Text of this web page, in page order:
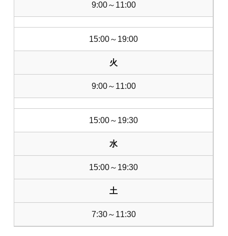
9:00～11:00
15:00～19:00
火
9:00～11:00
15:00～19:30
水
15:00～19:30
土
7:30～11:30